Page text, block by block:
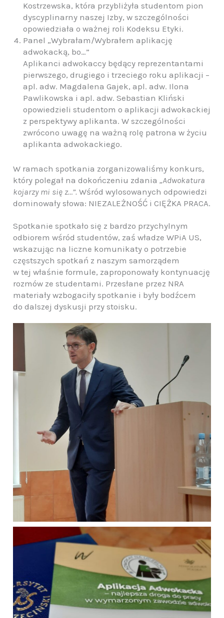
Kostrzewska, która przybliżyła studentom pion
dyscyplinarny naszej Izby, w szczególności
opowiedziała o ważnej roli Kodeksu Etyki.
Panel „Wybrałam/Wybrałem aplikację
adwokacką, bo…”
Aplikanci adwokaccy będący reprezentantami
pierwszego, drugiego i trzeciego roku aplikacji –
apl. adw. Magdalena Gajek, apl. adw. Ilona
Pawlikowska i apl. adw. Sebastian Kliński
opowiedzieli studentom o aplikacji adwokackiej
z perspektywy aplikanta. W szczególności
zwrócono uwagę na ważną rolę patrona w życiu
aplikanta adwokackiego.
W ramach spotkania zorganizowaliśmy konkurs,
który polegał na dokończeniu zdania „Adwokatura
kojarzy mi się z…”.Wśród wylosowanych odpowiedzi
dominowały słowa: NIEZALEŻNOŚĆ i CIĘŻKA PRACA.
Spotkanie spotkało się z bardzo przychylnym
odbiorem wśród studentów, zaś władze WPiA US,
wskazując na liczne komunikaty o potrzebie
częstszych spotkań z naszym samorządem
w tej właśnie formule, zaproponowały kontynuację
rozmów ze studentami. Przesłane przez NRA
materiały wzbogaciły spotkanie i były bodźcem
do dalszej dyskusji przy stoisku.